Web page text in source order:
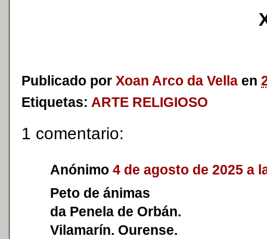
Publicado por Xoan Arco da Vella en
Etiquetas: ARTE RELIGIOSO
1 comentario:
Anónimo 4 de agosto de 2025 a
Peto de ánimas
da Penela de Orbán.
Vilamarín. Ourense.